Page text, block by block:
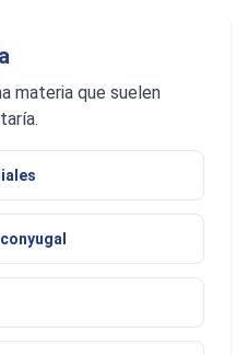
materia que suelen